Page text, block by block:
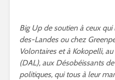
Big Up de soutien à ceux
des-Landes ou chez
Volontaires et à Kokopelli,
(DAL), aux Désobéissants
politiques, qui tous à leur